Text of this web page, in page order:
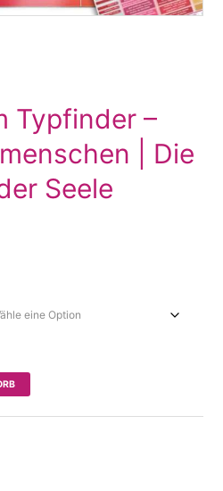
Typfinder –
| Die
Seele